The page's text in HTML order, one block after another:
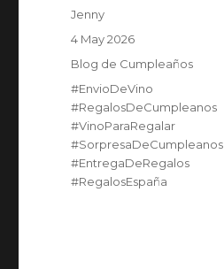
Author
Jenny
Posted
on
4 May 2026
Category
Blog de Cumpleaños
Tags
#EnvioDeVino
#RegalosDeCumpleanos
#VinoParaRegalar
#SorpresaDeCumpleanos
#EntregaDeRegalos
#RegalosEspaña